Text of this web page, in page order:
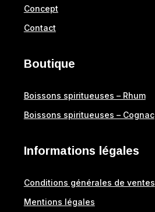
Concept
Contact
Boutique
Boissons spiritueuses – Rhum
Boissons spiritueuses – Cognac
Informations légales
Conditions générales de ventes
Mentions légales